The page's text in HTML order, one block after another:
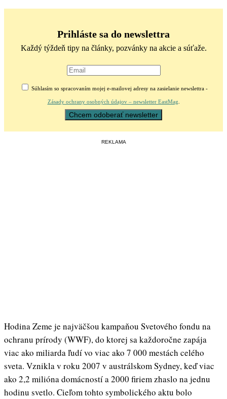
Prihláste sa do newslettra
Každý týždeň tipy na články, pozvánky na akcie a súťaže.
Súhlasím so spracovaním mojej e-mailovej adresy na zasielanie newslettra -
Zásady ochrany osobných údajov – newsletter EastMag
REKLAMA
Hodina Zeme je najväčšou kampaňou Svetového fondu na
ochranu prírody (WWF), do ktorej sa každoročne zapája
viac ako miliarda ľudí vo viac ako 7 000 mestách celého
sveta. Vznikla v roku 2007 v austrálskom Sydney, keď viac
ako 2,2 milióna domácností a 2000 firiem zhaslo na jednu
hodinu svetlo. Cieľom tohto symbolického aktu bolo